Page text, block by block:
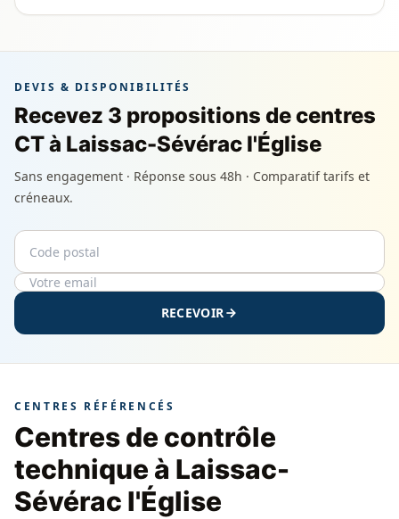
DEVIS & DISPONIBILITÉS
Recevez 3 propositions de centres
CT à Laissac-Sévérac l'Église
Sans engagement · Réponse sous 48h · Comparatif tarifs et
créneaux.
Code postal
Email
RECEVOIR
CENTRES RÉFÉRENCÉS
Centres de contrôle
technique à Laissac-
Sévérac l'Église